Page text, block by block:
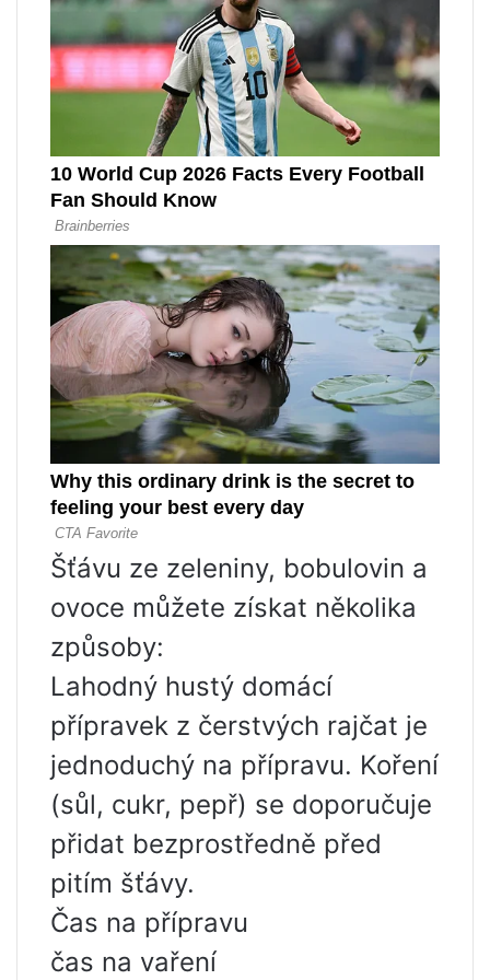
Šťávu ze zeleniny, bobulovin a
ovoce můžete získat několika
způsoby:
Lahodný hustý domácí
přípravek z čerstvých rajčat je
jednoduchý na přípravu. Koření
(sůl, cukr, pepř) se doporučuje
přidat bezprostředně před
pitím šťávy.
Čas na přípravu
čas na vaření